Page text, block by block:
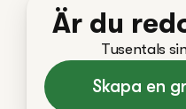
Är du
Tusentals
Skapa en